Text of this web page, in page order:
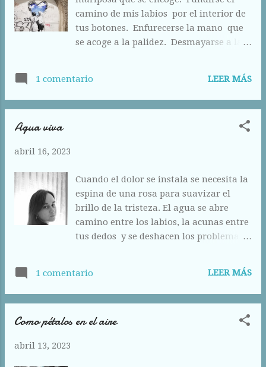
camino de mis labios por el interior de
tus botones. Enfurecerse la mano que
se acoge a la palidez. Desmayarse a la
deslizar las aristas como el transitar de
tu océano y el latido como hueco que
inunda los cuerpos en la vida. Darse el
1 comentario LEER MÁS
Agua viva
abril 16, 2023
Cuando el dolor se instala se necesita la
espina de una rosa para suavizar el
brillo de la tristeza. El agua se abre
camino entre los labios, la acunas entre
tus dedos y se deshacen los problemas,
amante, como la escucha de un amigo
y como la riqueza de un marido.
1 comentario LEER MÁS
Como pétalos en el aire
abril 13, 2023